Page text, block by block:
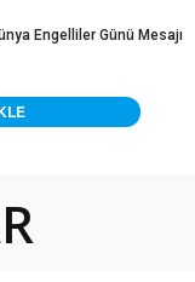
Engelliler Günü Mesajı